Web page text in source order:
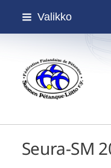
Siirry
Valikko
Suomen
Seura-SM